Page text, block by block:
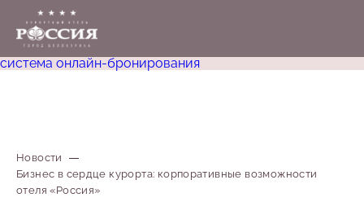
система онлайн-бронирования
Новости
Бизнес в сердце курорта: корпоративные возможности
отеля «Россия»